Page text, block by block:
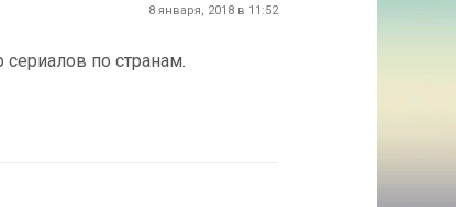
8 января, 2018 в 11:52
по странам.